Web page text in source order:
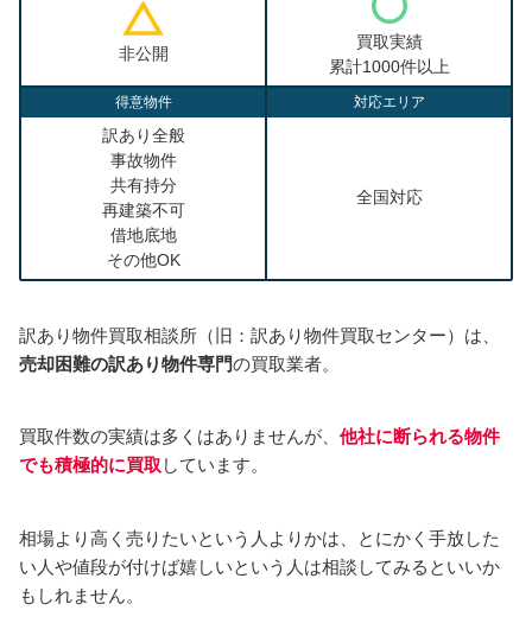
非公開
買取実績
累計1000件以上
得意物件
訳あり全般
事故物件
共有持分
再建築不可
借地底地
その他OK
対応エリア
全国対応
訳あり物件買取相談所（旧：訳あり物件買取センター）は、
売却困難の訳あり物件専門の買取業者。
買取件数の実績は多くはありませんが、 他社に断られる物件
でも積極的に買取 しています。
相場より高く売りたいという人よりかは、とにかく手放した
い人や値段が付けば嬉しいという人は相談してみるといいか
もしれません。